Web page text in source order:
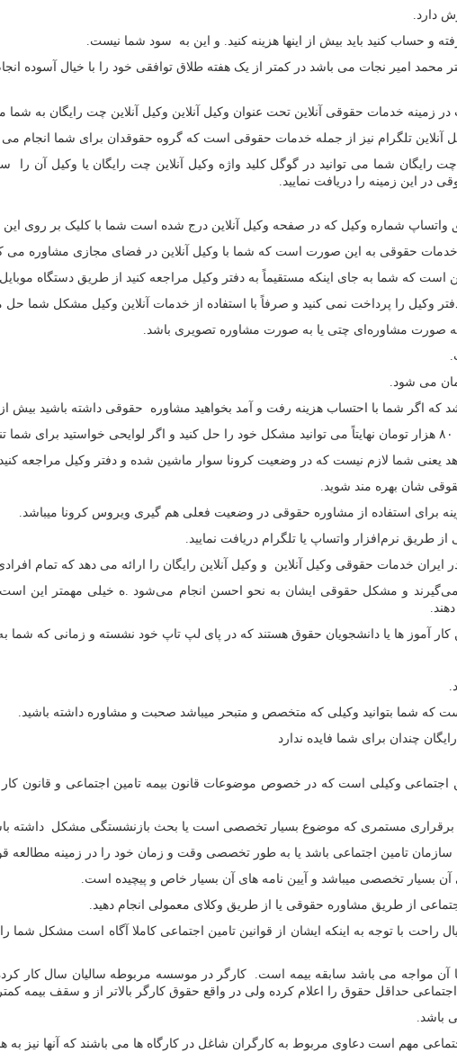
و حساب کنید باید بیش از اینها هزینه کنید. و این به سود شما نیست.
محمد امیر نجات می باشد در کمتر از یک هفته طلاق توافقی خود را با خیال آسوده
زمینه خدمات حقوقی آنلاین تحت عنوان وکیل آنلاین وکیل آنلاین چت رایگان به شما
آنلاین تلگرام نیز از جمله خدمات حقوقی است که گروه حقوقدان برای شما انجام می
رایگان شما می توانید در گوگل کلید واژه وکیل آنلاین چت رایگان یا وکیل آن را
در این زمینه را دریافت نمایید.
واتساپ شماره وکیل که در صفحه وکیل آنلاین درج شده است شما با کلیک بر روی
حقوقی به این صورت است که شما با وکیل آنلاین در فضای مجازی مشاوره می
که شما به جای اینکه مستقیماً به دفتر وکیل مراجعه کنید از طریق دستگاه موبایل
وکیل را پرداخت نمی کنید و صرفاً با استفاده از خدمات آنلاین وکیل مشکل شما
صورت مشاوره‌ای چتی یا به صورت مشاوره تصویری باشد.
یعنی شما لازم نیست که در وضعیت کرونا سوار ماشین شده و دفتر وکیل مراجعه
شان بهره مند شوید.
گزینه برای استفاده از مشاوره حقوقی در وضعیت فعلی هم گیری ویروس کرونا میباشد.
طریق نرم‌افزار واتساپ یا تلگرام دریافت نمایید.
خدمات حقوقی وکیل آنلاین و وکیل آنلاین رایگان را ارائه می دهد که تمام
با من تماس می‌گیرند و مشکل حقوقی ایشان به نحو احسن انجام می‌شود .ه خیلی مهمتر
آموز ها یا دانشجویان حقوق هستند که در پای لپ تاپ خود نشسته و زمانی که شما به
که شما بتوانید وکیلی که متخصص و متبحر میباشد صحبت و مشاوره داشته باشید.
چندان برای شما فایده ندارد‌
وکیلی است که در خصوص موضوعات قانون بیمه تامین اجتماعی و قانون کار
برقراری مستمری که موضوع بسیار تخصصی است یا بحث بازنشستگی مشکل داشته
سازمان تامین اجتماعی باشد یا به طور تخصصی وقت و زمان خود را در زمینه مطالعه
بسیار تخصصی میباشد و آیین نامه های آن بسیار خاص و پیچیده است.
از طریق مشاوره حقوقی یا از طریق وکلای معمولی انجام دهید.
راحت با توجه به اینکه ایشان از قوانین تامین اجتماعی کاملا آگاه است مشکل
آن مواجه می باشد سابقه بیمه است. کارگر در موسسه مربوطه سالیان سال کار کرده
حداقل حقوق را اعلام کرده ولی در واقع حقوق کارگر بالاتر از و سقف بیمه
باشد.
مهم است دعاوی مربوط به کارگران شاغل در کارگاه ها می باشند که آنها نیز